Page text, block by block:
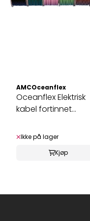
AMCOceanflex
Oceanflex Elektrisk
kabel fortinnet
Ikke på lager
Kjøp